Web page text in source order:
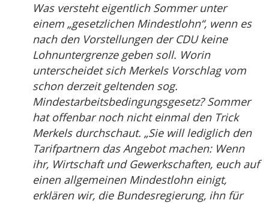
Was versteht eigentlich Sommer unter
einem „gesetzlichen Mindestlohn“, wenn es
nach den Vorstellungen der CDU keine
Lohnuntergrenze geben soll. Worin
unterscheidet sich Merkels Vorschlag vom
schon derzeit geltenden sog.
Mindestarbeitsbedingungsgesetz? Sommer
hat offenbar noch nicht einmal den Trick
Merkels durchschaut. „Sie will lediglich den
Tarifpartnern das Angebot machen: Wenn
ihr, Wirtschaft und Gewerkschaften, euch auf
einen allgemeinen Mindestlohn einigt,
erklären wir, die Bundesregierung, ihn für